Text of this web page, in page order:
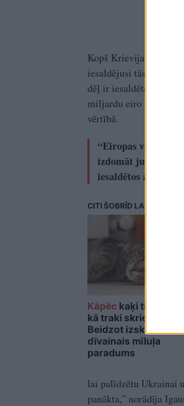
Kopš Krievijas
iesaldējusi tās
dēļ ir iesaldētas arī
miljardu eiro vērtībā.
vērtībā.
“Eiropas valstis ir
izdomāt juridisku
iesaldētos aktīvus,
CITI ŠOBRĪD LASA
Kāpēc kaķi tieši
kā traki skrien pa
Beidzot izskaidrots
dīvainais mīluļa
paradums
lai palīdzētu Ukrainai
panākta,” norādīja